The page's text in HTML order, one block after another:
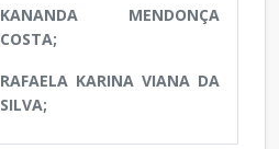
KANANDA MENDONÇA
COSTA;
RAFAELA KARINA VIANA DA
SILVA;